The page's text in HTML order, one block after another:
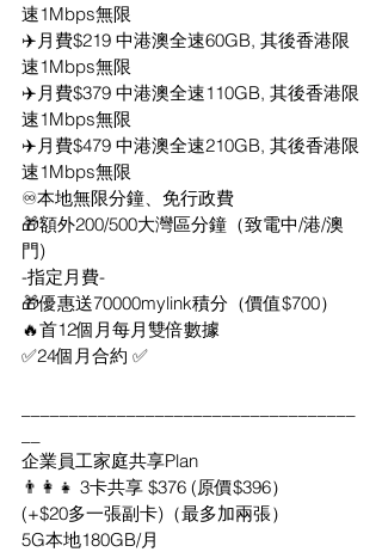
速1Mbps無限
✈️月費$219 中港澳全速60GB, 其後香港限
速1Mbps無限
✈️月費$379 中港澳全速110GB, 其後香港限
速1Mbps無限
✈️月費$479 中港澳全速210GB, 其後香港限
速1Mbps無限
♾本地無限分鐘、免行政費
🎁額外200/500大灣區分鐘（致電中/港/澳
門)
-指定月費-
🎁優惠送70000mylink積分（價值$700）
🔥首12個月每月雙倍數據
✅24個月合約 ✅
企業員工家庭共享Plan
👨‍👩‍👧 3卡共享 $376 (原價$396）
(+$20多一張副卡)（最多加兩張）
5G本地180GB/月